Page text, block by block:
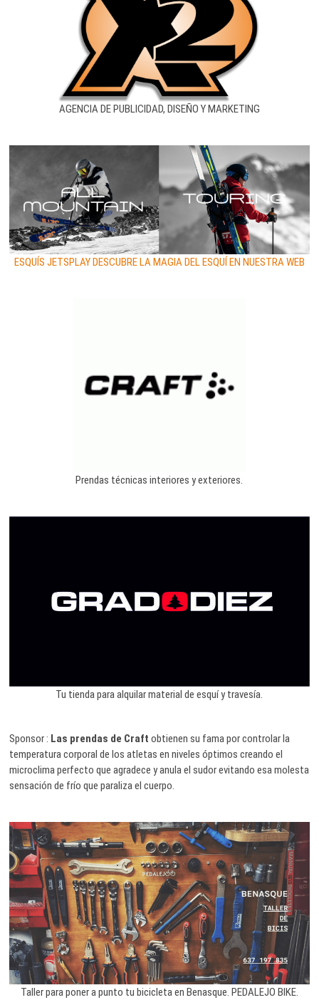
AGENCIA DE PUBLICIDAD, DISEÑO Y MARKETING
ESQUÍS JETSPLAY DESCUBRE LA MAGIA DEL ESQUÍ EN NUESTRA WEB
Prendas técnicas interiores y exteriores.
Tu tienda para alquilar material de esquí y travesía.
Sponsor : Las prendas de Craft obtienen su fama por controlar la
temperatura corporal de los atletas en niveles óptimos creando el
microclima perfecto que agradece y anula el sudor evitando esa molesta
sensación de frío que paraliza el cuerpo.
Taller para poner a punto tu bicicleta en Benasque. PEDALEJO BIKE.